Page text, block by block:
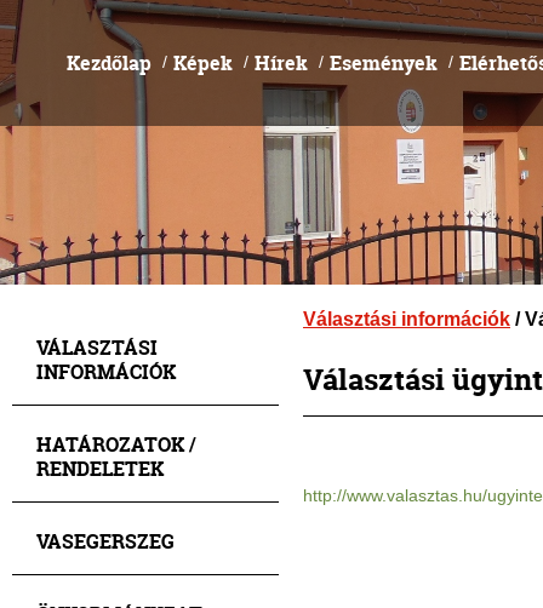
Kezdőlap / Képek / Hírek / Események /
VÁLASZTÁSI
INFORMÁCIÓK
HATÁROZATOK /
RENDELETEK
VASEGERSZEG
Választási információk /
Választási
http://www.valasztas.hu/